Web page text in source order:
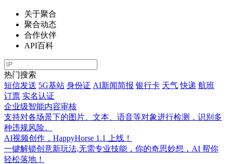
关于聚合
聚合动态
合作伙伴
API百科
热门搜索
短信发送 5G基站 身份证 AI新闻简报 银行卡 天气 快递 航班
订票 实名认证
企业级智能内容审核
支持对各场景下的图片、文本、语音等对象进行检测，识别多
种违规风险。
AI视频创作，HappyHorse 1.1 上线！
一键解锁创意新玩法,无需专业技能，你的奇思妙想，AI 帮你
轻松落地！